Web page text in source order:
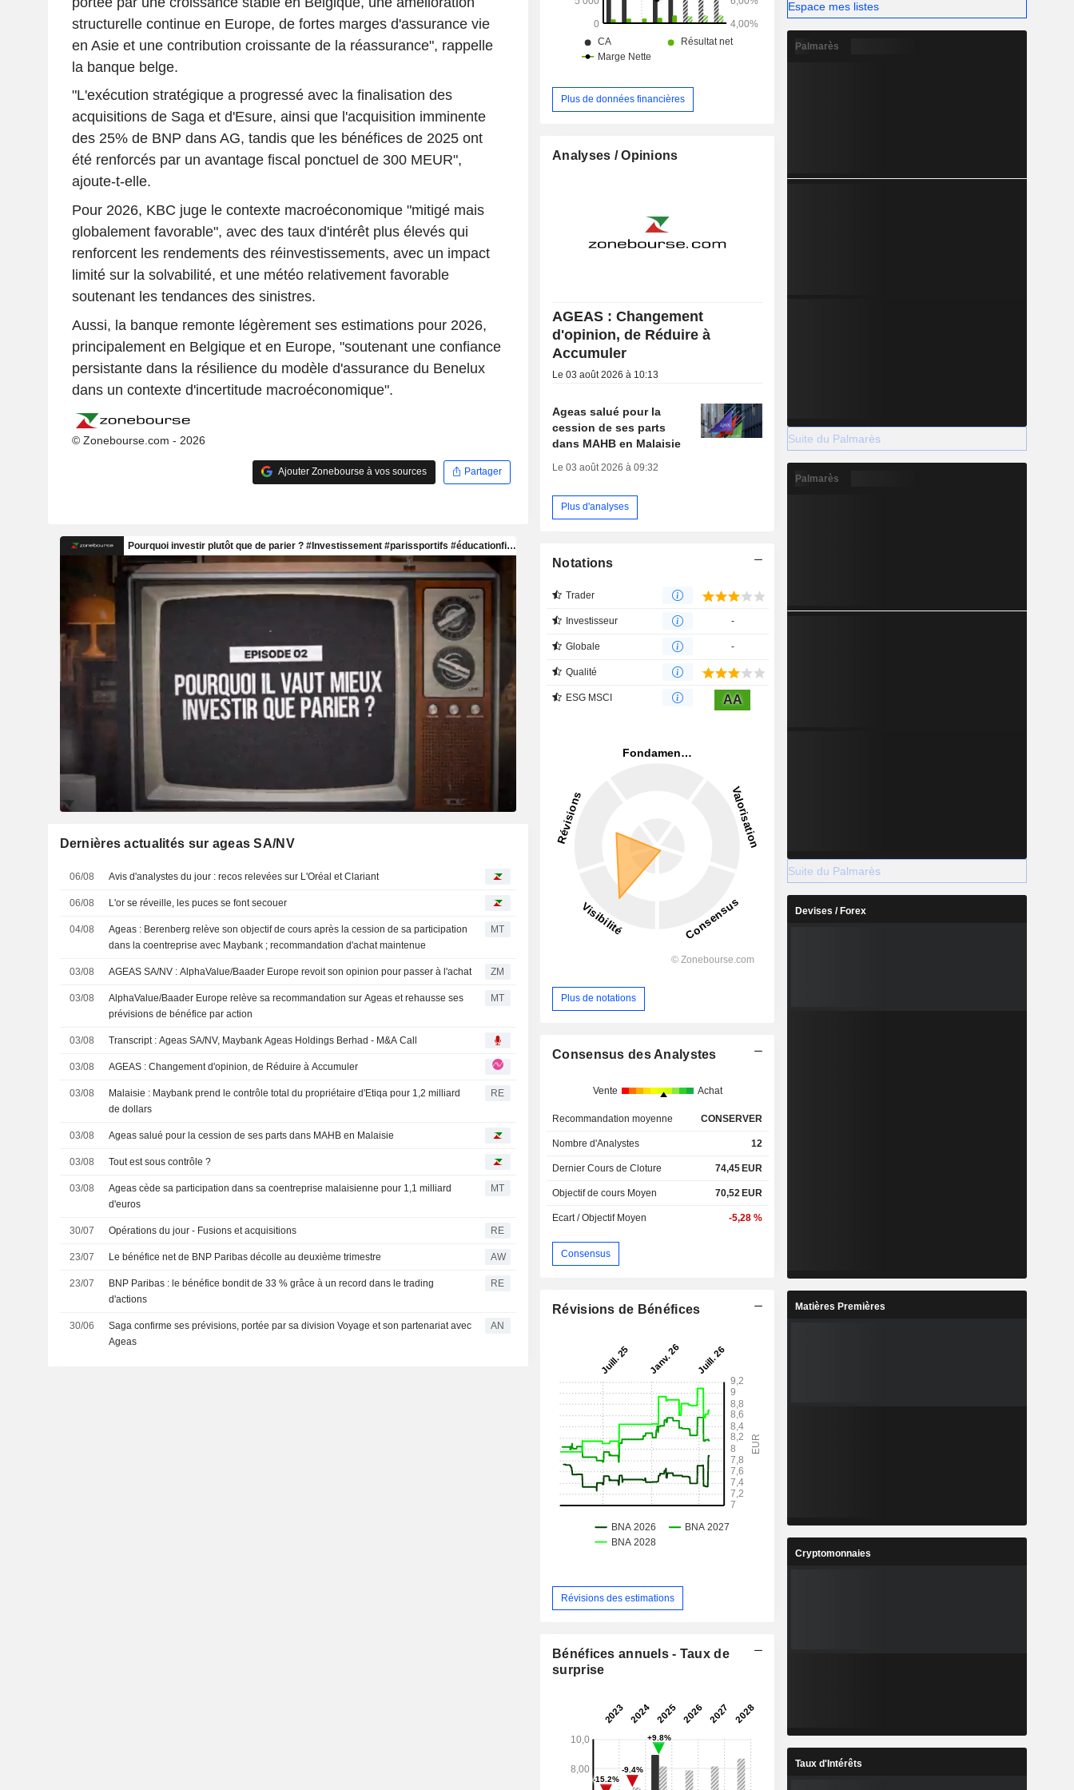
structurelle continue en Europe, de fortes marges d'assurance vie
en Asie et une contribution croissante de la réassurance", rappelle
la banque belge.
"L'exécution stratégique a progressé avec la finalisation des
acquisitions de Saga et d'Esure, ainsi que l'acquisition imminente
des 25% de BNP dans AG, tandis que les bénéfices de 2025 ont
été renforcés par un avantage fiscal ponctuel de 300 MEUR",
ajoute-t-elle.
Pour 2026, KBC juge le contexte macroéconomique "mitigé mais
globalement favorable", avec des taux d'intérêt plus élevés qui
renforcent les rendements des réinvestissements, avec un impact
limité sur la solvabilité, et une météo relativement favorable
soutenant les tendances des sinistres.
Aussi, la banque remonte légèrement ses estimations pour 2026,
principalement en Belgique et en Europe, "soutenant une confiance
persistante dans la résilience du modèle d'assurance du Benelux
dans un contexte d'incertitude macroéconomique".
© Zonebourse.com - 2026
Ajouter Zonebourse à vos sources Partager
Dernières actualités sur ageas SA/NV
06/08 Avis d'analystes du jour : recos relevées sur L'Oréal et Clariant
06/08 L'or se réveille, les puces se font secouer
04/08
Ageas : Berenberg relève son objectif de cours après la cession de sa participation
dans la coentreprise avec Maybank ; recommandation d'achat maintenue
MT
03/08 AGEAS SA/NV : AlphaValue/Baader Europe revoit son opinion pour passer à l'achat ZM
03/08
AlphaValue/Baader Europe relève sa recommandation sur Ageas et rehausse ses
prévisions de bénéfice par action
MT
03/08 Transcript : Ageas SA/NV, Maybank Ageas Holdings Berhad - M&A Call
03/08 AGEAS : Changement d'opinion, de Réduire à Accumuler
03/08
Malaisie : Maybank prend le contrôle total du propriétaire d'Etiqa pour 1,2 milliard
de dollars
RE
03/08 Ageas salué pour la cession de ses parts dans MAHB en Malaisie
03/08 Tout est sous contrôle ?
03/08
Ageas cède sa participation dans sa coentreprise malaisienne pour 1,1 milliard
d'euros
MT
30/07 Opérations du jour - Fusions et acquisitions RE
23/07 Le bénéfice net de BNP Paribas décolle au deuxième trimestre AW
23/07
BNP Paribas : le bénéfice bondit de 33 % grâce à un record dans le trading
d'actions
RE
30/06
Saga confirme ses prévisions, portée par sa division Voyage et son partenariat avec
Ageas
AN
Plus de données financières
Analyses / Opinions
AGEAS : Changement
d'opinion, de Réduire à
Accumuler
Le 03 août 2026 à 10:13
Ageas salué pour la
cession de ses parts
dans MAHB en Malaisie
Le 03 août 2026 à 09:32
Plus d'analyses
Notations
Trader
Investisseur -
Globale -
Qualité
ESG MSCI AA
Plus de notations
Consensus des Analystes
Vente Achat
Recommandation moyenne CONSERVER
Nombre d'Analystes 12
Dernier Cours de Cloture 74,45 EUR
Objectif de cours Moyen 70,52 EUR
Ecart / Objectif Moyen -5,28 %
Consensus
Révisions de Bénéfices
Révisions des estimations
Bénéfices annuels - Taux de
surprise
Espace mes listes
Palmarès
Suite du Palmarès
Palmarès
Suite du Palmarès
Devises / Forex
Matières Premières
Cryptomonnaies
Taux d'Intérêts